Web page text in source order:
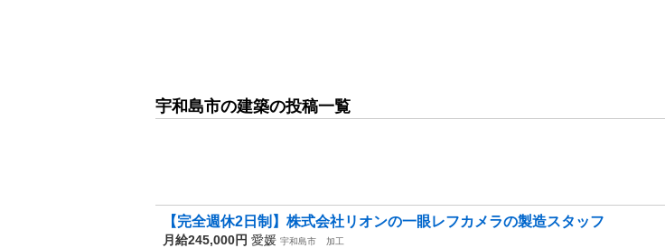
宇和島市の建築の投稿一覧
【完全週休2日制】株式会社リオンの一眼レフカメラの製造スタッフ
月給245,000円 愛媛 宇和島市
加工